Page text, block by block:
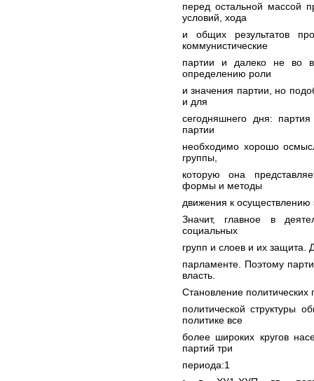
перед остальной массой
условий, хода
и общих результатов
коммунистические
партии и далеко не во
определению роли
и значения партии, но
и для
сегодняшнего дня:
партии
необходимо хорошо
группы,
которую она
формы и методы
движения к осуществлению
Значит, главное в
социальных
групп и слоев и их
парламенте. Поэтому
власть.
Становление
политической структуры
политике все
более широких кругов
партий три
периода:1